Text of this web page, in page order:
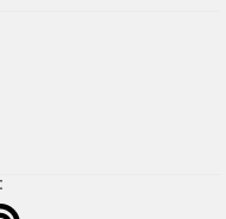
(2004 - 2007)